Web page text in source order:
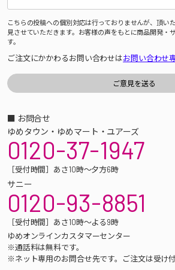
こちらの投稿への個別対応は行っておりませんが、頂い
見させていただきます。お客様の声をもとに商品開発・
す。
ご注文にかかわるお問い合わせはお問い合わせ
■ お問合せ
ゆめタウン・ゆめマート・ユアーズ
0120-37-1947
［受付時間］あさ10時～夕方6時
サニー
0120-93-8851
［受付時間］あさ10時～よる9時
ゆめオンラインカスタマーセンター
※通話料は無料です。
※ネット専用のお問合せ先です。ご注文は受け